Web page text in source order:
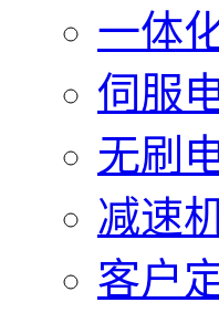
一体
伺服
无刷
减速
客户